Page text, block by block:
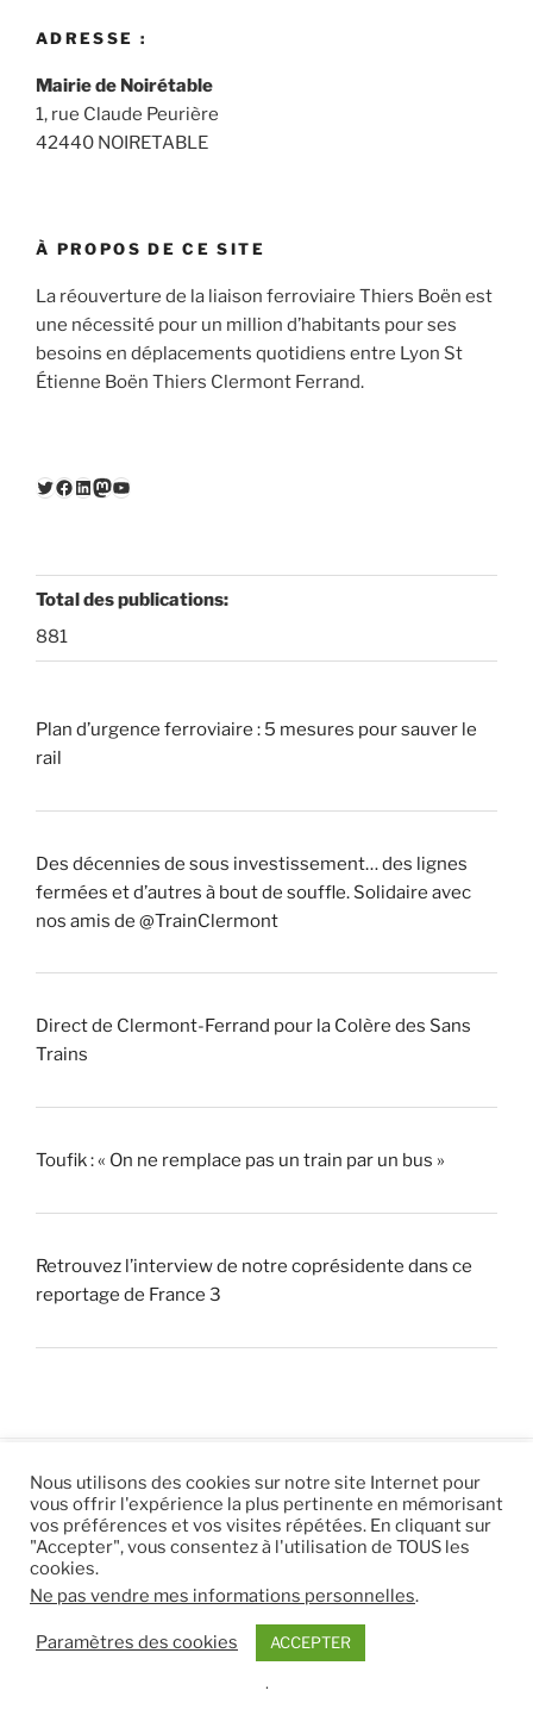
ADRESSE :
Mairie de Noirétable
1, rue Claude Peurière
42440 NOIRETABLE
À PROPOS DE CE SITE
La réouverture de la liaison ferroviaire Thiers Boën est
une nécessité pour un million d’habitants pour ses
besoins en déplacements quotidiens entre Lyon St
Étienne Boën Thiers Clermont Ferrand.
Twitter
Facebook
LinkedIn
Mastodon
YouTube
Total des publications:
881
Plan d’urgence ferroviaire : 5 mesures pour sauver le
rail
Des décennies de sous investissement… des lignes
fermées et d’autres à bout de souffle. Solidaire avec
nos amis de @TrainClermont
Direct de Clermont-Ferrand pour la Colère des Sans
Trains
Toufik : « On ne remplace pas un train par un bus »
Retrouvez l’interview de notre coprésidente dans ce
reportage de France 3
© 2026 |Mentions légales|Hébergement Eur’Net.|
RSS|sitemap
Nous utilisons des cookies sur notre site Internet pour
vous offrir l'expérience la plus pertinente en mémorisant
vos préférences et vos visites répétées. En cliquant sur
"Accepter", vous consentez à l'utilisation de TOUS les
cookies.
Ne pas vendre mes informations personnelles.
Paramètres des cookies ACCEPTER
.